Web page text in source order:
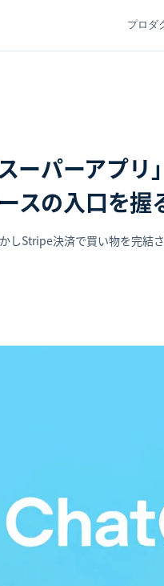
プロダ
ーパーアプリ
スの入口を握
しStripe決済で買い物を完結